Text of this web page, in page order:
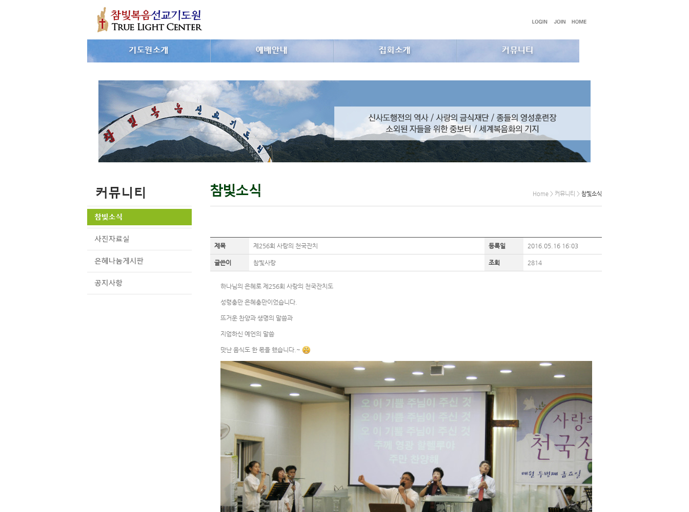
Home > 커뮤니티 > 참빛소식
제목 제256회 사랑의 천국잔치 등록일 2016.05.16 16:03
글쓴이 참빛사랑 조회 2814
하나님의 은혜로 제256회 사랑의 천국잔치도
성령충만 은혜충만이었습니다.
뜨거운 찬양과 생명의 말씀과
지엄하신 예언의 말씀
맛난 음식도 한 몫을 했습니다.~